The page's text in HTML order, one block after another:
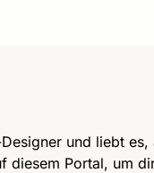
und liebt
diesem Portal, um